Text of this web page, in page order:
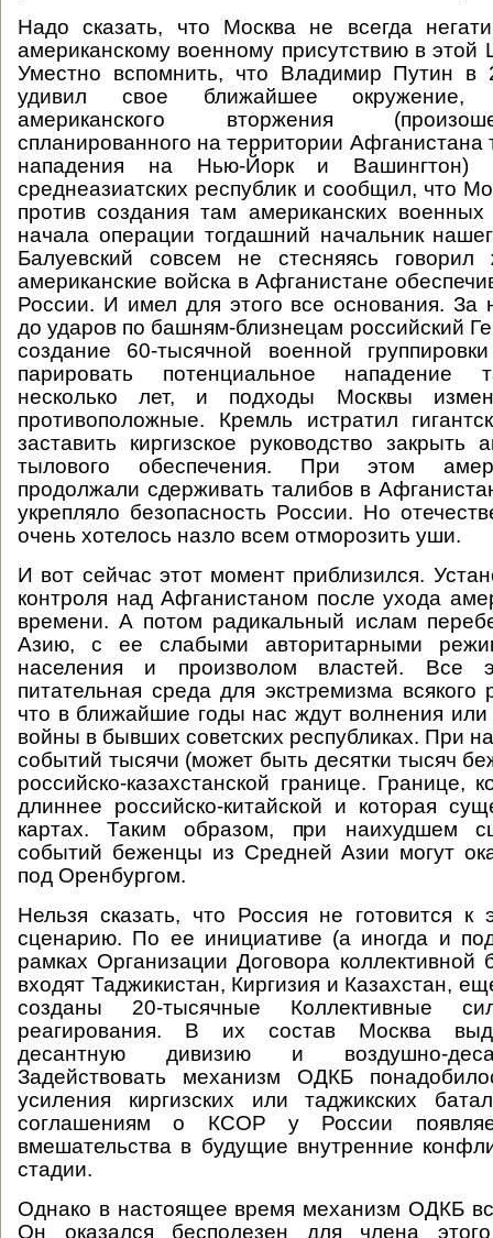
Надо сказать, что Москва не всегда
американскому военному присутствию в этой
Уместно вспомнить, что Владимир Путин в
удивил свое ближайшее окружение,
американского вторжения
спланированного на территории Афганистана
нападения на Нью-Йорк и Вашингтон)
среднеазиатских республик и сообщил, что
против создания там американских
начала операции тогдашний начальник
Балуевский совсем не стесняясь говорил
американские войска в Афганистане
России. И имел для этого все основания. За
до ударов по башням-близнецам российский
создание 60-тысячной военной
парировать потенциальное нападение
несколько лет, и подходы Москвы
противоположные. Кремль истратил
заставить киргизское руководство закрыть
тылового обеспечения. При этом
продолжали сдерживать талибов в
укрепляло безопасность России. Но
очень хотелось назло всем отморозить уши.
И вот сейчас этот момент приблизился.
контроля над Афганистаном после ухода
времени. А потом радикальный ислам
Азию, с ее слабыми авторитарными
населения и произволом властей. Все
питательная среда для экстремизма
что в ближайшие годы нас ждут волнения
войны в бывших советских республиках. При
событий тысячи (может быть десятки тысяч
российско-казахстанской границе. Границе,
длиннее российско-китайской и которая
картах. Таким образом, при наихудшем
событий беженцы из Средней Азии могут
под Оренбургом.
Нельзя сказать, что Россия не готовится к
сценарию. По ее инициативе (а иногда и
рамках Организации Договора коллективной
входят Таджикистан, Киргизия и Казахстан,
созданы 20-тысячные Коллективные
реагирования. В их состав Москва
десантную дивизию и воздушно-
Задействовать механизм ОДКБ
усиления киргизских или таджикских
соглашениям о КСОР у России
вмешательства в будущие внутренние
стадии.
Однако в настоящее время механизм ОДКБ
Он оказался бесполезен для члена